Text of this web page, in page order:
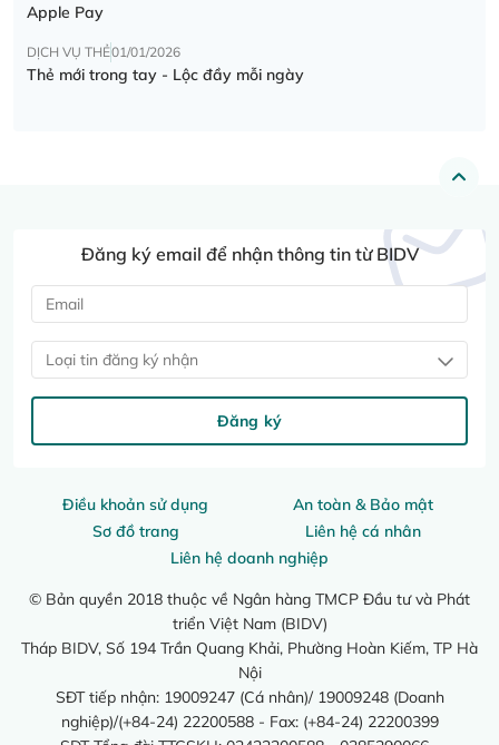
Apple Pay
DỊCH VỤ THẺ01/01/2026
Thẻ mới trong tay - Lộc đầy mỗi ngày
Điều khoản sử dụng
An toàn & Bảo mật
Sơ đồ trang
Liên hệ cá nhân
Liên hệ doanh nghiệp
© Bản quyền 2018 thuộc về Ngân hàng TMCP Đầu tư và Phát
triển Việt Nam (BIDV)
Tháp BIDV, Số 194 Trần Quang Khải, Phường Hoàn Kiếm, TP Hà
Nội
SĐT tiếp nhận: 19009247 (Cá nhân)/ 19009248 (Doanh
nghiệp)/(+84-24) 22200588 - Fax: (+84-24) 22200399
Đăng ký email để nhận thông tin từ BIDV
Loại tin đăng ký nhận
Đăng ký